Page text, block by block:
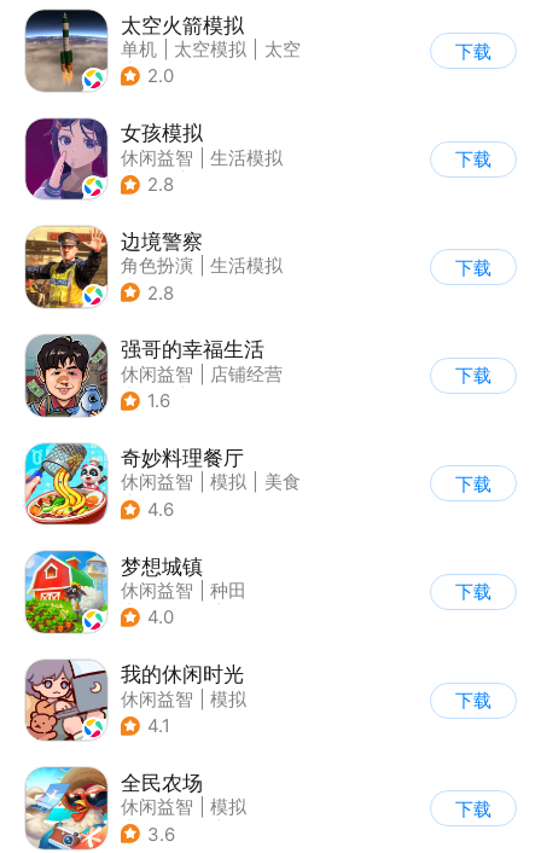
太空火箭模拟
单机 太空模拟
太空
| 写实
2.0
下载
女孩模拟
休闲益智
生活模拟
| 校园
2.8
下载
边境警察
角色扮演
生活模拟
| 写实
2.8
下载
强哥的幸福生活
休闲益智
店铺经营
| 卡通
1.6
下载
奇妙料理餐厅
休闲益智 模拟
美食
| 宝宝巴士
4.6
下载
梦想城镇
休闲益智
种田
| 田园生活
4.0
下载
我的休闲时光
休闲益智
模拟
4.1
下载
全民农场
休闲益智
模拟
| 田园生活
3.6
下载